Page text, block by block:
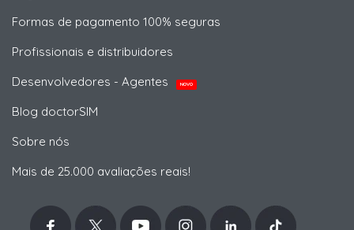
Formas de pagamento 100% seguras
Profissionais e distribuidores
Desenvolvedores - Agentes
NOVO
Blog doctorSIM
Sobre nós
Mais de 25.000 avaliações reais!